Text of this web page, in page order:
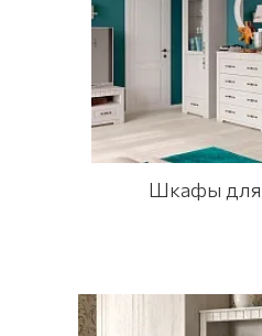
Шкафы для